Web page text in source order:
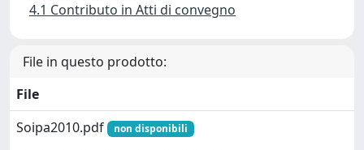
4.1 Contributo in Atti di convegno
File in questo prodotto:
File
Soipa2010.pdf
non disponibili